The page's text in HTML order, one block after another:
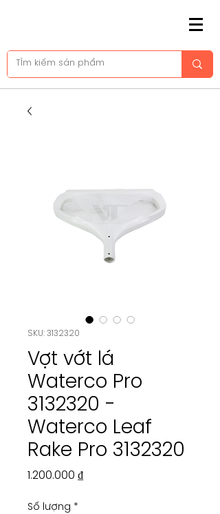
SKU: 3132320
Vợt vớt lá
Waterco Pro
3132320 -
Waterco Leaf
Rake Pro 3132320
1.200.000 ₫Giá
Số lượng *